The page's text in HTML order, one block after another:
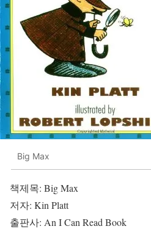
Big Max
책제목: Big Max
저자: Kin Platt
출판사: An I Can Read Book